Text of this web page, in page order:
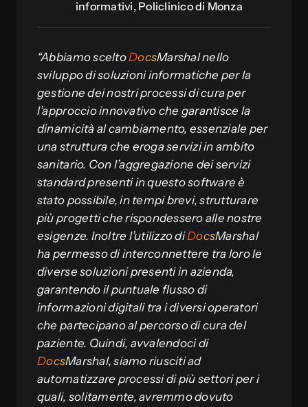
informativi, Policlinico di Monza
“Abbiamo sceltoDocsMarshal nello
sviluppo di soluzioni informatiche per la
gestione dei nostri processi di cura per
l’approccio innovativo che garantisce la
dinamicità al cambiamento, essenziale per
una struttura che eroga servizi in ambito
sanitario. Con l’aggregazione dei servizi
standard presenti in questo software è
stato possibile, in tempi brevi, strutturare
più progetti che rispondessero alle nostre
esigenze. Inoltre l’utilizzo diDocsMarshal
ha permesso di interconnettere tra loro le
diverse soluzioni presenti in azienda,
garantendo il puntuale flusso di
informazioni digitali tra i diversi operatori
che partecipano al percorso di cura del
paziente. Quindi, avvalendoci di
DocsMarshal, siamo riusciti ad
automatizzare processi di più settori per i
quali, solitamente, avremmo dovuto